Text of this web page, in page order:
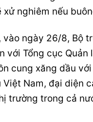
xử nghiêm nếu
vào ngày 26/8, Bộ
với Tổng cục
cung xăng dầu
Việt Nam, đại diện
trường trong cả